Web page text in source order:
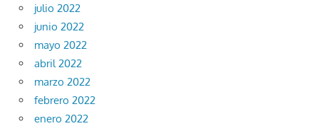
julio 2022
junio 2022
mayo 2022
abril 2022
marzo 2022
febrero 2022
enero 2022